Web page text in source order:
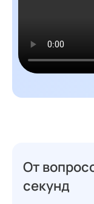
От
секунд